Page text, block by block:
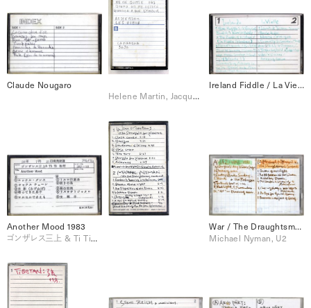
Claude Nougaro
Helene Martin, Jacques Brel
Ireland Fiddle / La Vielle (手回し風琴）
Another Mood 1983
ゴンザレス三上 & Ti Ti松村
War / The Draughtsman’s Contract
Michael Nyman, U2